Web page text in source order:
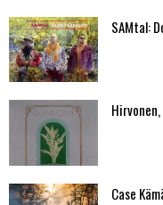
SAMtal:
Case